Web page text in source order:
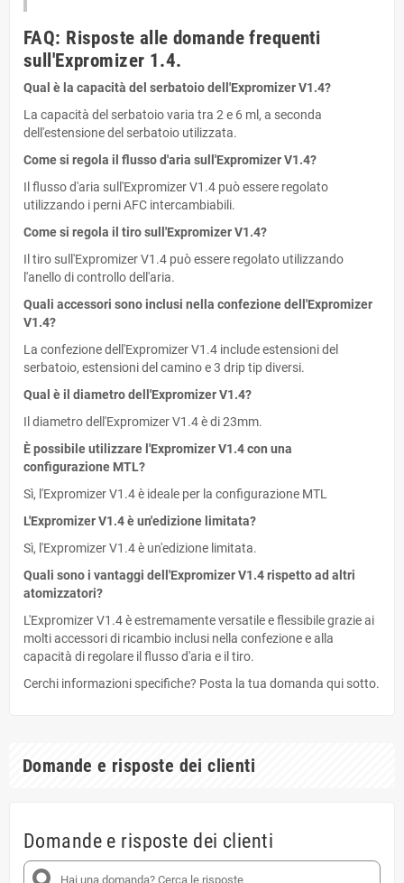
FAQ: Risposte alle domande frequenti
sull'Expromizer 1.4.
Qual è la capacità del serbatoio dell'Expromizer V1.4?
La capacità del serbatoio varia tra 2 e 6 ml, a seconda
dell'estensione del serbatoio utilizzata.
Come si regola il flusso d'aria sull'Expromizer V1.4?
Il flusso d'aria sull'Expromizer V1.4 può essere regolato
utilizzando i perni AFC intercambiabili.
Come si regola il tiro sull'Expromizer V1.4?
Il tiro sull'Expromizer V1.4 può essere regolato utilizzando
l'anello di controllo dell'aria.
Quali accessori sono inclusi nella confezione dell'Expromizer
V1.4?
La confezione dell'Expromizer V1.4 include estensioni del
serbatoio, estensioni del camino e 3 drip tip diversi.
Qual è il diametro dell'Expromizer V1.4?
Il diametro dell'Expromizer V1.4 è di 23mm.
È possibile utilizzare l'Expromizer V1.4 con una
configurazione MTL?
Sì, l'Expromizer V1.4 è ideale per la configurazione MTL
L'Expromizer V1.4 è un'edizione limitata?
Sì, l'Expromizer V1.4 è un'edizione limitata.
Quali sono i vantaggi dell'Expromizer V1.4 rispetto ad altri
atomizzatori?
L'Expromizer V1.4 è estremamente versatile e flessibile grazie ai
molti accessori di ricambio inclusi nella confezione e alla
capacità di regolare il flusso d'aria e il tiro.
Cerchi informazioni specifiche? Posta la tua domanda qui sotto.
Domande e risposte dei clienti
Domande e risposte dei clienti